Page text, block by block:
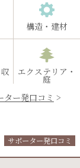
構造・建材
エクステリア・
庭
ター発口コミ >
サポーター発口コミ